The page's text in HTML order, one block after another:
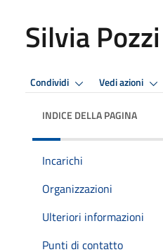
Silvia Pozzi
Condividi Vedi azioni
INDICE DELLA PAGINA
Incarichi
Organizzazioni
Ulteriori informazioni
Punti di contatto